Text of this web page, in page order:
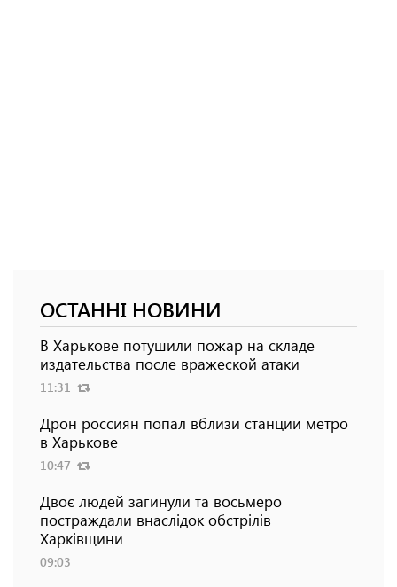
ОСТАННІ НОВИНИ
В Харькове потушили пожар на складе
издательства после вражеской атаки
11:31
Дрон россиян попал вблизи станции метро
в Харькове
10:47
Двоє людей загинули та восьмеро
постраждали внаслідок обстрілів
Харківщини
09:03